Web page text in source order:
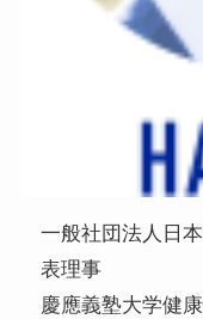
一般社団法人日
表理事
慶應義塾大学健